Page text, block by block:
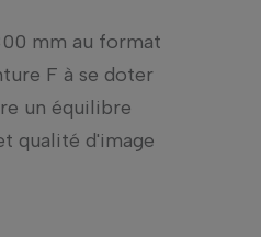
mm au format
F à se doter
un équilibre
qualité d'image